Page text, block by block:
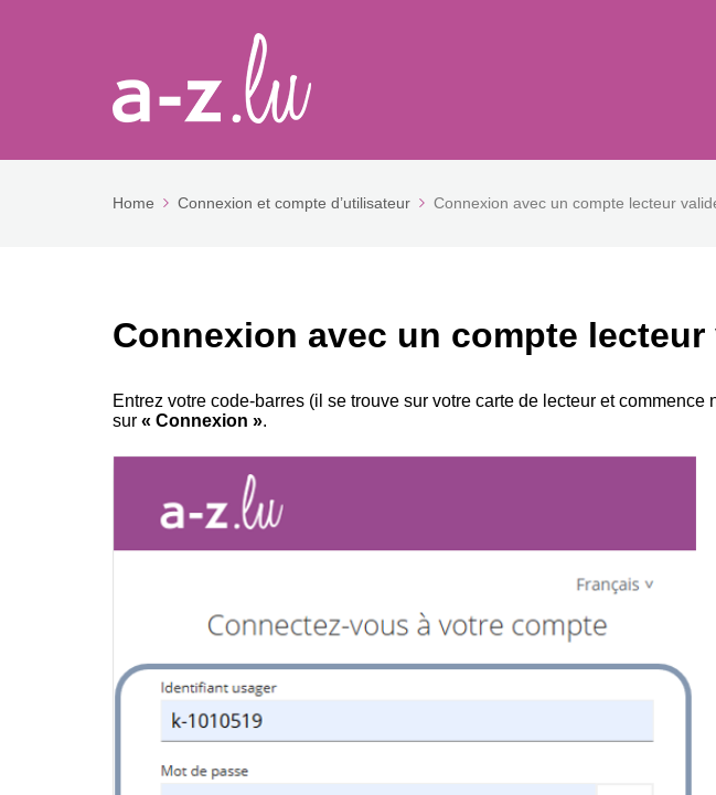
Home Connexion et compte d’utilisateur Connexion avec un compte lecteur
Connexion avec un compte lecteur
Entrez votre code-barres (il se trouve sur votre carte de lecteur et commence
sur « Connexion ».